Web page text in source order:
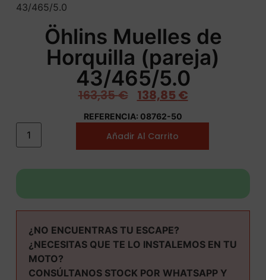
43/465/5.0
Öhlins Muelles de
Horquilla (pareja)
43/465/5.0
163,35€ 138,85 €
REFERENCIA: 08762-50
Añadir Al Carrito
¿NO ENCUENTRAS TU ESCAPE?
¿NECESITAS QUE TE LO INSTALEMOS EN TU
MOTO?
CONSÚLTANOS STOCK POR WHATSAPP Y